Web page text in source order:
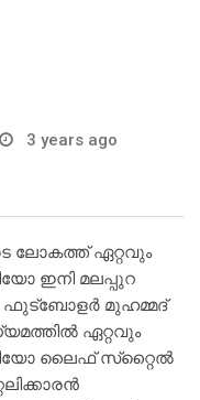
3 years ago
ലോകത്ത് ഏറ്റവും
ഇനി മലപ്പുറ
ഫുട്‌ബോളര്‍ മുഹമ്മദ്
ഏറ്റവും
ലൈഫ് സ്‌റ്റൈല്‍